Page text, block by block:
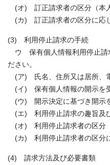
(オ) 訂正請求者の区分（本人
(カ) 訂正請求者の区分に応
(3) 利用停止請求の手続
ウ 保有個人情報利用停止請
ださい。
(ア) 氏名、住所又は居所、
(イ) 保有個人情報の開示を
(ウ) 開示決定に基づき開示
(エ) 利用停止請求の趣旨及
(オ) 利用停止請求者の区分（
(カ) 利用停止請求者の区分
(4) 請求方法及び必要書類